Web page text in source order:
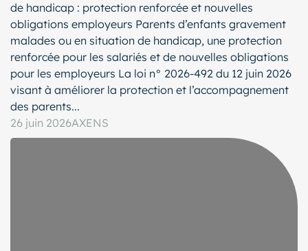
de handicap : protection renforcée et nouvelles
obligations employeurs Parents d’enfants gravement
malades ou en situation de handicap, une protection
renforcée pour les salariés et de nouvelles obligations
pour les employeurs La loi n° 2026-492 du 12 juin 2026
visant à améliorer la protection et l’accompagnement
des parents...
26 juin 2026AXENS